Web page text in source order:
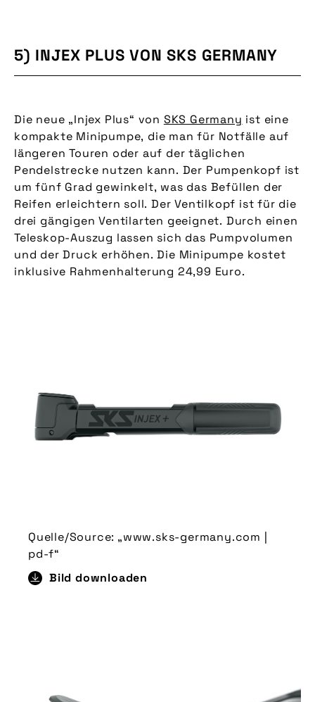
5) INJEX PLUS VON SKS GERMANY
Die neue „Injex Plus“ von SKS Germany ist eine
kompakte Minipumpe, die man für Notfälle auf
längeren Touren oder auf der täglichen
Pendelstrecke nutzen kann. Der Pumpenkopf ist
um fünf Grad gewinkelt, was das Befüllen der
Reifen erleichtern soll. Der Ventilkopf ist für die
drei gängigen Ventilarten geeignet. Durch einen
Teleskop-Auszug lassen sich das Pumpvolumen
und der Druck erhöhen. Die Minipumpe kostet
inklusive Rahmenhalterung 24,99 Euro.
Quelle/Source: „www.sks-germany.com |
pd-f“
Bild downloaden